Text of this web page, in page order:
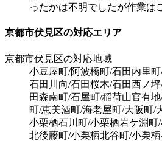
ったかは不明でしたが作業は
京都市伏見区の対応エリア
京都市伏見区の対応地域
小豆屋町/阿波橋町/石田内里
石田川向/石田桜木/石田西ノ
田森南町/石屋町/稲荷山官有
町/恵美酒町/海老屋町/大阪町/
小栗栖石川町/小栗栖岩ケ淵町
北後藤町/小栗栖北谷町/小栗